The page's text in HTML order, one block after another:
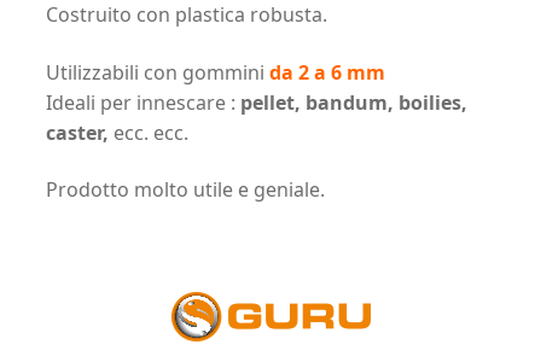
Costruito con plastica robusta.
Utilizzabili con gommini da 2 a 6 mm
Ideali per innescare : pellet, bandum, boilies,
caster, ecc. ecc.
Prodotto molto utile e geniale.